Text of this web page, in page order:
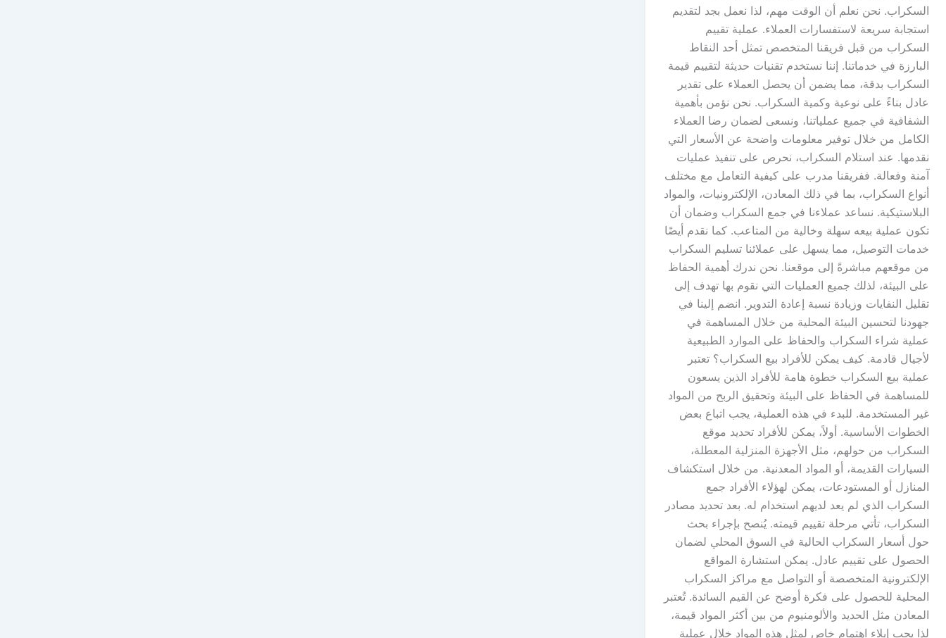
السكراب. نحن نعلم أن الوقت مهم، لذا نعمل بجد لتقديم
استجابة سريعة لاستفسارات العملاء. عملية تقييم
السكراب من قبل فريقنا المتخصص تمثل أحد النقاط
البارزة في خدماتنا. إننا نستخدم تقنيات حديثة لتقييم قيمة
السكراب بدقة، مما يضمن أن يحصل العملاء على تقدير
عادل بناءً على نوعية وكمية السكراب. نحن نؤمن بأهمية
الشفافية في جميع عملياتنا، ونسعى لضمان رضا العملاء
الكامل من خلال توفير معلومات واضحة عن الأسعار التي
نقدمها. عند استلام السكراب، نحرص على تنفيذ عمليات
آمنة وفعالة. ففريقنا مدرب على كيفية التعامل مع مختلف
أنواع السكراب، بما في ذلك المعادن، الإلكترونيات، والمواد
البلاستيكية. نساعد عملاءنا في جمع السكراب وضمان أن
تكون عملية بيعه سهلة وخالية من المتاعب. كما نقدم أيضًا
خدمات التوصيل، مما يسهل على عملائنا تسليم السكراب
من موقعهم مباشرةً إلى موقعنا. نحن ندرك أهمية الحفاظ
على البيئة، لذلك جميع العمليات التي نقوم بها تهدف إلى
تقليل النفايات وزيادة نسبة إعادة التدوير. انضم إلينا في
جهودنا لتحسين البيئة المحلية من خلال المساهمة في
عملية شراء السكراب والحفاظ على الموارد الطبيعية
لأجيال قادمة. كيف يمكن للأفراد بيع السكراب؟ تعتبر
عملية بيع السكراب خطوة هامة للأفراد الذين يسعون
للمساهمة في الحفاظ على البيئة وتحقيق الربح من المواد
غير المستخدمة. للبدء في هذه العملية، يجب اتباع بعض
الخطوات الأساسية. أولاً، يمكن للأفراد تحديد موقع
السكراب من حولهم، مثل الأجهزة المنزلية المعطلة،
السيارات القديمة، أو المواد المعدنية. من خلال استكشاف
المنازل أو المستودعات، يمكن لهؤلاء الأفراد جمع
السكراب الذي لم يعد لديهم استخدام له. بعد تحديد مصادر
السكراب، تأتي مرحلة تقييم قيمته. يُنصح بإجراء بحث
حول أسعار السكراب الحالية في السوق المحلي لضمان
الحصول على تقييم عادل. يمكن استشارة المواقع
الإلكترونية المتخصصة أو التواصل مع مراكز السكراب
المحلية للحصول على فكرة أوضح عن القيم السائدة. تُعتبر
المعادن مثل الحديد والألومنيوم من بين أكثر المواد قيمة،
لذا يجب إيلاء اهتمام خاص لمثل هذه المواد خلال عملية